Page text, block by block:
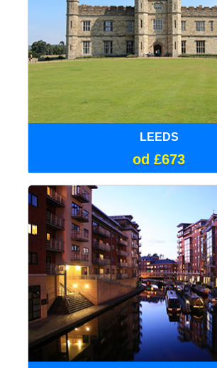
LEEDS
od £673